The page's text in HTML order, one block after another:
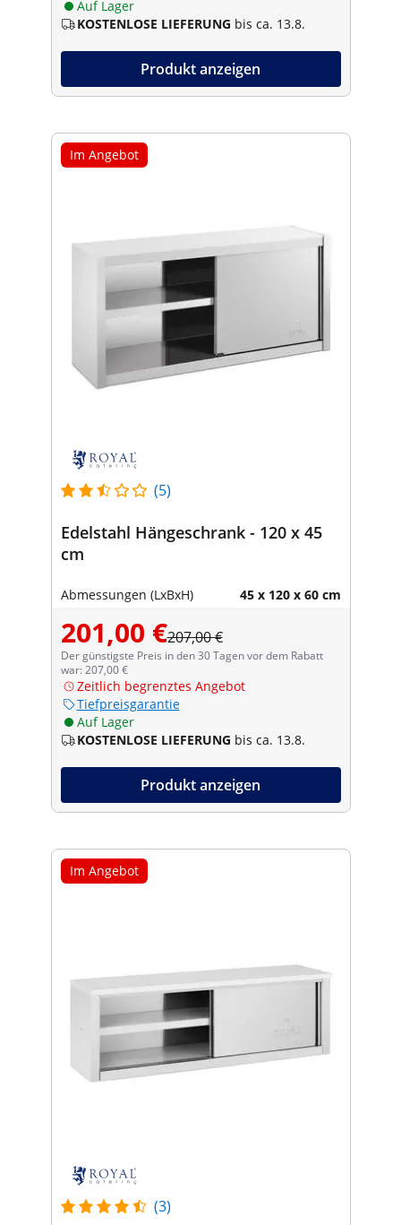
Auf Lager
KOSTENLOSE LIEFERUNG bis ca. 13.8.
Produkt anzeigen
Im Angebot
(5)
Edelstahl Hängeschrank - 120 x 45
cm
Abmessungen (LxBxH) 45 x 120 x 60 cm
201,00 €207,00 €
Der günstigste Preis in den 30 Tagen vor dem Rabatt
war: 207,00 €
Zeitlich begrenztes Angebot
Tiefpreisgarantie
Auf Lager
KOSTENLOSE LIEFERUNG bis ca. 13.8.
Produkt anzeigen
Im Angebot
(3)